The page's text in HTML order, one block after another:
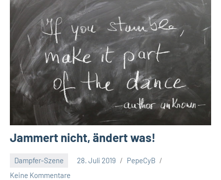
Jammert nicht, ändert was!
Dampfer-Szene 28. Juli 2019
PepeCyB
Keine Kommentare